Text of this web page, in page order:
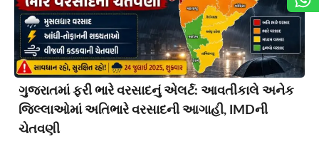
ગુજરાતમાં ફરી ભારે વરસાદનું એલર્ટ: આવતીકાલે અનેક
જિલ્લાઓમાં અતિભારે વરસાદની આગાહી, IMDની
ચેતવણી